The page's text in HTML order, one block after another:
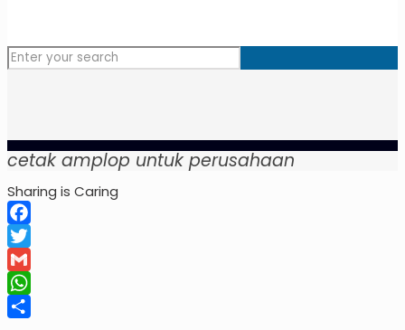
cetak amplop untuk perusahaan
Sharing is Caring
Facebook
Twitter
Gmail
WhatsApp